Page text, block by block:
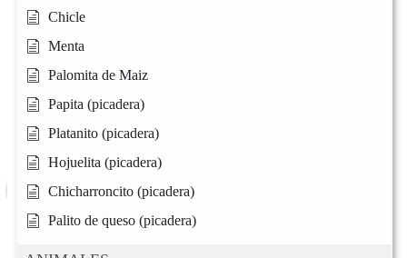
Chicle
Menta
Palomita de Maiz
Papita (picadera)
Platanito (picadera)
Hojuelita (picadera)
Chicharroncito (picadera)
Palito de queso (picadera)